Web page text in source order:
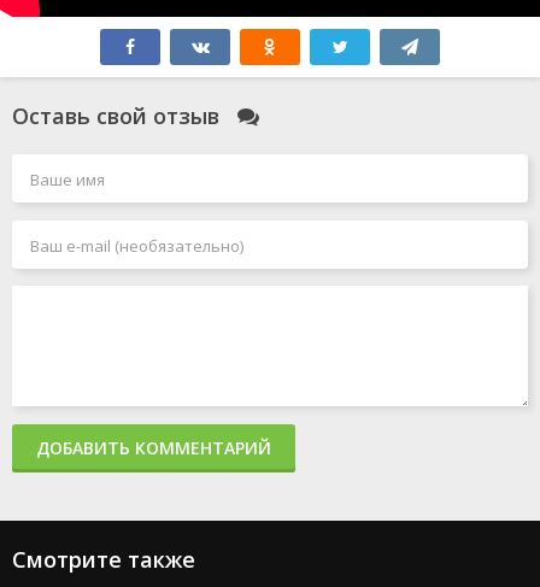
Оставь свой отзыв
ДОБАВИТЬ КОММЕНТАРИЙ
Смотрите также